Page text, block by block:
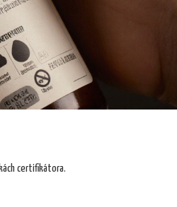
certifikátora.